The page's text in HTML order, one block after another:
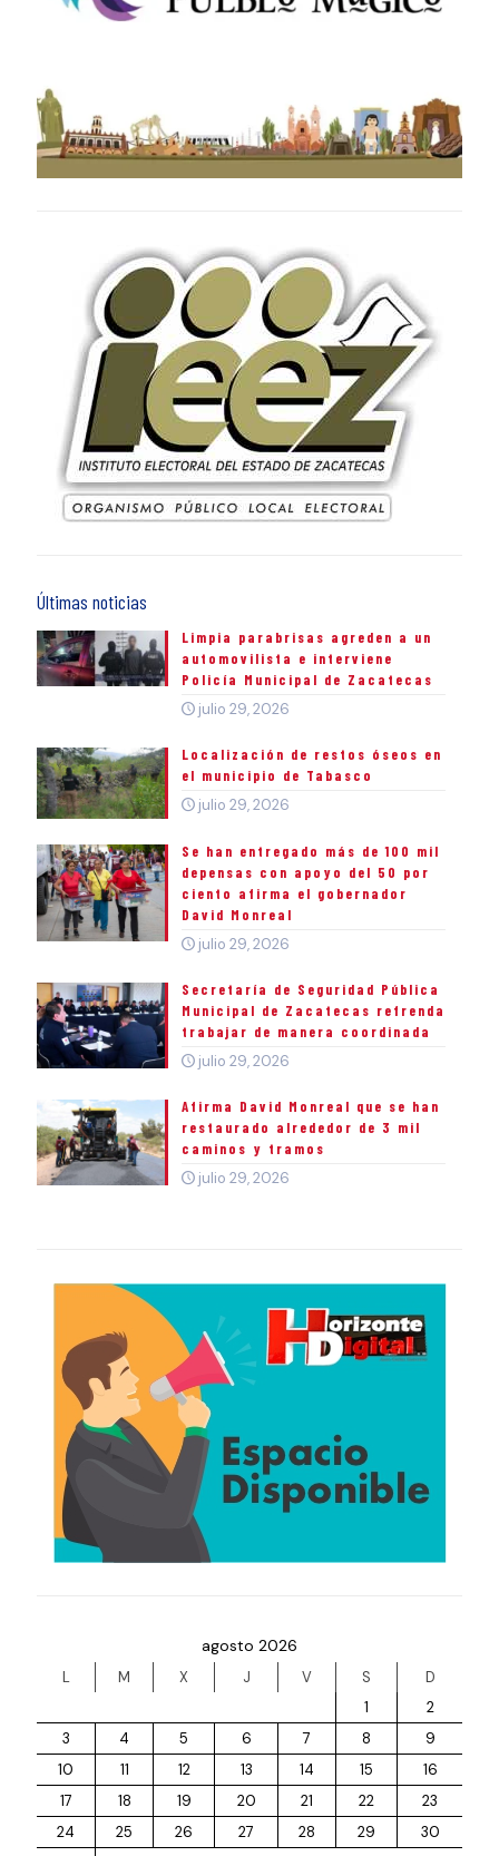
Últimas noticias
Limpia parabrisas agreden a un
automovilista e interviene
Policía Municipal de Zacatecas
julio 29, 2026
Localización de restos óseos en
el municipio de Tabasco
julio 29, 2026
Se han entregado más de 100 mil
depensas con apoyo del 50 por
ciento afirma el gobernador
David Monreal
julio 29, 2026
Secretaría de Seguridad Pública
Municipal de Zacatecas refrenda
trabajar de manera coordinada
julio 29, 2026
Afirma David Monreal que se han
restaurado alrededor de 3 mil
caminos y tramos
julio 29, 2026
agosto 2026
L M X J V S
D
1
2
3
4 5 6 7 8
9
10
11 12 13 14 15
16
17
18 19 20 21 22
23
24
25 26 27 28 29
30